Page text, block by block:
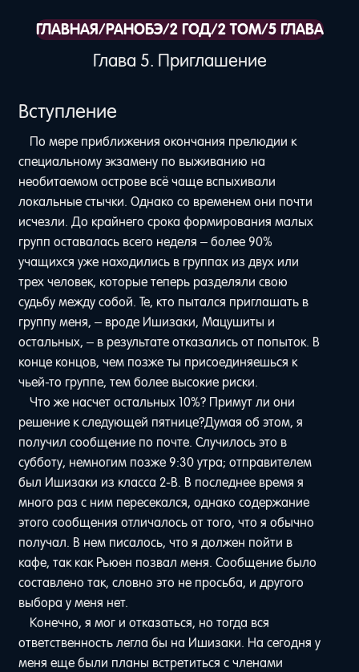
ГЛАВНАЯ/РАНОБЭ/2 ГОД/2 ТОМ/5 ГЛАВА
Глава 5. Приглашение
Вступление
По мере приближения окончания прелюдии к
специальному экзамену по выживанию на
необитаемом острове всё чаще вспыхивали
локальные стычки. Однако со временем они почти
исчезли. До крайнего срока формирования малых
групп оставалась всего неделя – более 90%
учащихся уже находились в группах из двух или
трех человек, которые теперь разделяли свою
судьбу между собой. Те, кто пытался приглашать в
группу меня, – вроде Ишизаки, Мацушиты и
остальных, – в результате отказались от попыток. В
конце концов, чем позже ты присоединяешься к
чьей-то группе, тем более высокие риски.
Что же насчет остальных 10%? Примут ли они
решение к следующей пятнице?Думая об этом, я
получил сообщение по почте. Случилось это в
субботу, немногим позже 9:30 утра; отправителем
был Ишизаки из класса 2-B. В последнее время я
много раз с ним пересекался, однако содержание
этого сообщения отличалось от того, что я обычно
получал. В нем писалось, что я должен пойти в
кафе, так как Рьюен позвал меня. Сообщение было
составлено так, словно это не просьба, и другого
выбора у меня нет.
Конечно, я мог и отказаться, но тогда вся
ответственность легла бы на Ишизаки. На сегодня у
меня еще были планы встретиться с членами